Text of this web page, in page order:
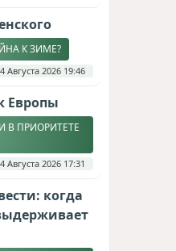
К ЗИМЕ?
Августа 2026 19:46
Европы
В ПРИОРИТЕТЕ
Августа 2026 17:31
когда